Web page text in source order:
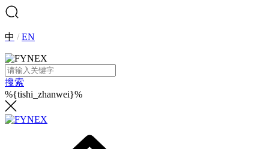
中 /EN
搜索
%{tishi_zhanwei}%